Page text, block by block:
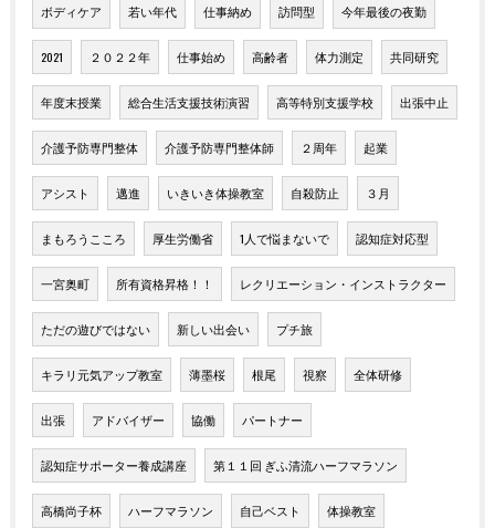
ボディケア 若い年代 仕事納め 訪問型 今年最後の夜勤
2021 ２０２２年 仕事始め 高齢者 体力測定 共同研究
年度末授業 総合生活支援技術演習 高等特別支援学校 出張中止
介護予防専門整体 介護予防専門整体師 ２周年 起業
アシスト 邁進 いきいき体操教室 自殺防止 ３月
まもろうこころ 厚生労働省 1人で悩まないで 認知症対応型
一宮奥町 所有資格昇格！！ レクリエーション・インストラクター
ただの遊びではない 新しい出会い プチ旅
キラリ元気アップ教室 薄墨桜 根尾 視察 全体研修
出張 アドバイザー 協働 パートナー
認知症サポーター養成講座 第１１回 ぎふ清流ハーフマラソン
高橋尚子杯 ハーフマラソン 自己ベスト 体操教室